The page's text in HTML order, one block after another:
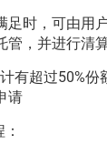
足时，可由用
管，并进行清
有超过50%份
请